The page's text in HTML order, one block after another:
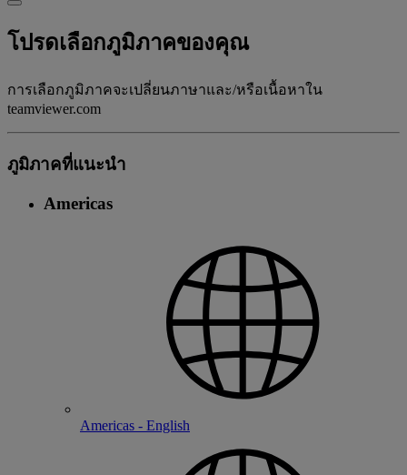
โปรดเลือกภูมิภาคของคุณ
การเลือกภูมิภาคจะเปลี่ยนภาษาและ/หรือเนื้อหาใน
teamviewer.com
ภูมิภาคที่แนะนํา
Americas
Americas - English